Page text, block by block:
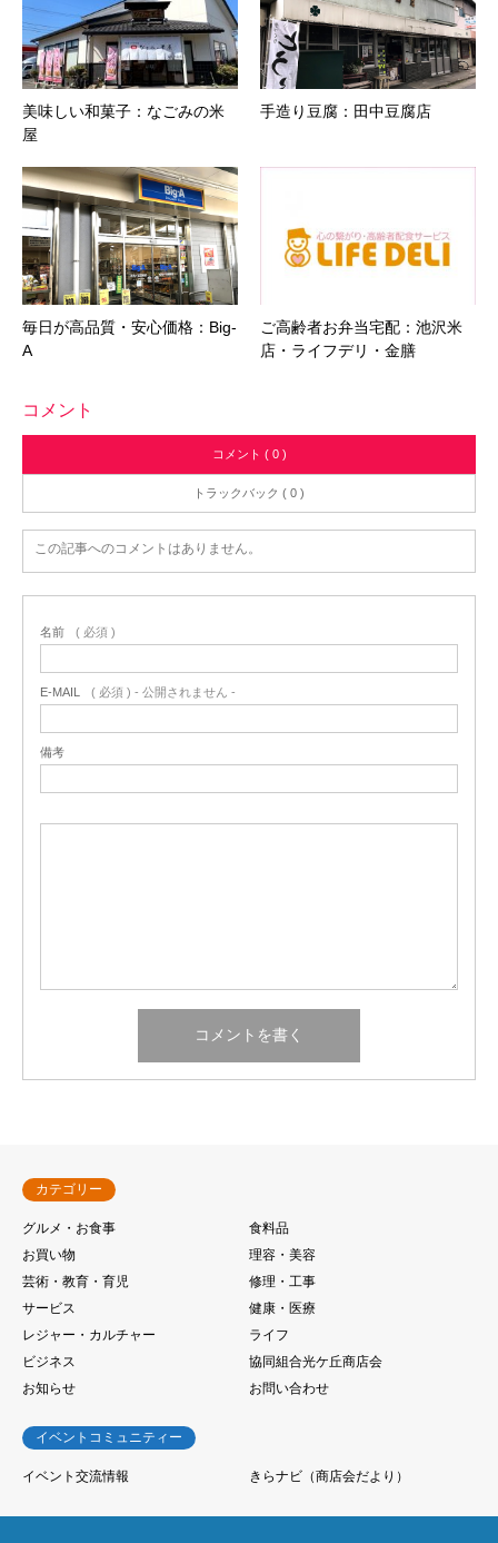
美味しい和菓子：なごみの米
屋
手造り豆腐：田中豆腐店
毎日が高品質・安心価格：Big-
A
ご高齢者お弁当宅配：池沢米
店・ライフデリ・金膳
コメント
コメント ( 0 )
トラックバック ( 0 )
この記事へのコメントはありません。
名前 ( 必須 )
E-MAIL ( 必須 ) - 公開されません -
備考
カテゴリー
グルメ・お食事
食料品
お買い物
理容・美容
芸術・教育・育児
修理・工事
サービス
健康・医療
レジャー・カルチャー
ライフ
ビジネス
協同組合光ケ丘商店会
お知らせ
お問い合わせ
イベントコミュニティー
イベント交流情報 きらナビ（商店会だより）